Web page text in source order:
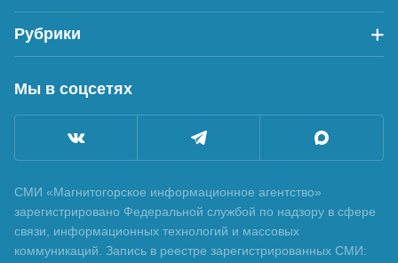
Рубрики
Мы в соцсетях
СМИ «Магнитогорское информационное агентство»
зарегистрировано Федеральной службой по надзору в сфере
связи, информационных технологий и массовых
коммуникаций. Запись в реестре зарегистрированных СМИ: